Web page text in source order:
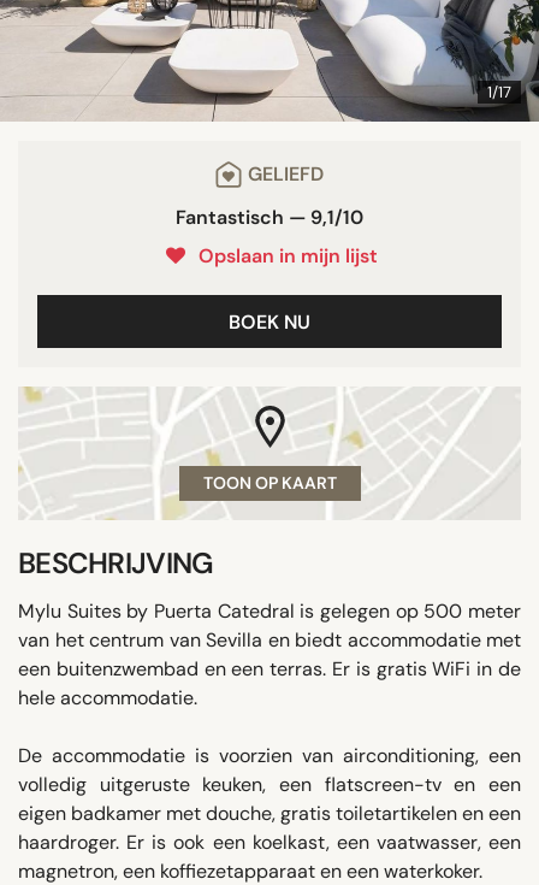
1/17
GELIEFD
Fantastisch — 9,1/10
Opslaan in mijn lijst
BOEK NU
TOON OP KAART
BESCHRIJVING
Mylu Suites by Puerta Catedral is gelegen op 500 meter
van het centrum van Sevilla en biedt accommodatie met
een buitenzwembad en een terras. Er is gratis WiFi in de
hele accommodatie.
De accommodatie is voorzien van airconditioning, een
volledig uitgeruste keuken, een flatscreen-tv en een
eigen badkamer met douche, gratis toiletartikelen en een
haardroger. Er is ook een koelkast, een vaatwasser, een
magnetron, een koffiezetapparaat en een waterkoker.